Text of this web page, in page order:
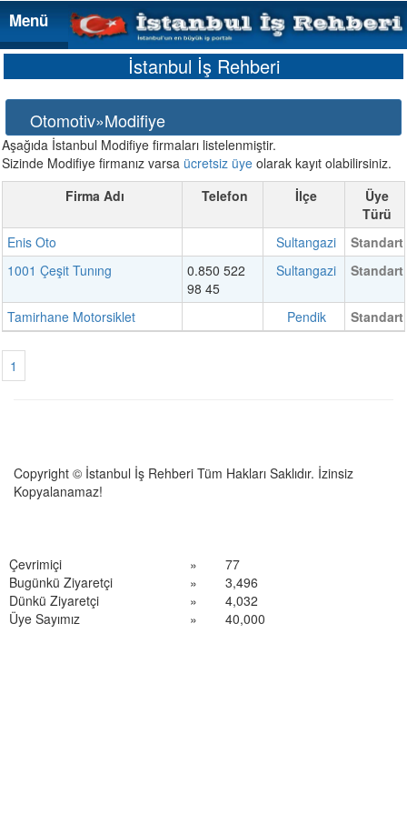
Menü
Menü
İstanbul İş Rehberi
Otomotiv»Modifiye
Aşağıda İstanbul Modifiye firmaları listelenmiştir.
Sizinde Modifiye firmanız varsa ücretsiz üye olarak kayıt olabilirsiniz.
Firma Adı
Telefon İlçe
Üye
Türü
Enis Oto
Sultangazi
Standart
1001 Çeşit Tunıng
0.850 522
98 45
Sultangazi Standart
Tamirhane Motorsiklet Pendik Standart
1
Copyright © İstanbul İş Rehberi Tüm Hakları Saklıdır. İzinsiz
Kopyalanamaz!
Çevrimiçi »
77
Bugünkü Ziyaretçi
»
3,496
Dünkü Ziyaretçi
»
4,032
Üye Sayımız
» 40,000